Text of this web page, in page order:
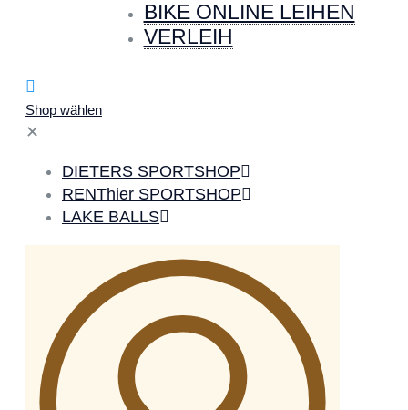
BIKE ONLINE LEIHEN
VERLEIH
Shop wählen
✕
DIETERS SPORTSHOP
RENThier SPORTSHOP
LAKE BALLS